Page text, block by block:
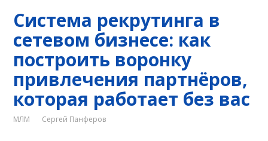
Система рекрутинга в
сетевом бизнесе: как
построить воронку
привлечения партнёров,
которая работает без вас
МЛМ Сергей Панферов